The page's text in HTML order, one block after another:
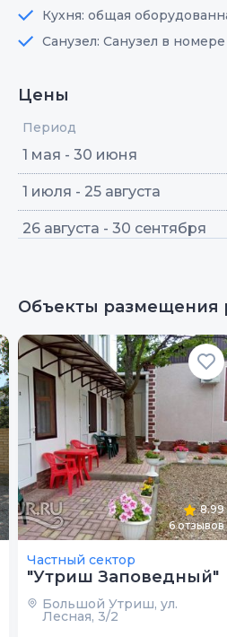
Кухня: общая
Санузел: Санузел в номере
Цены
Период
1 мая - 30 июня
1 июля - 25 августа
26 августа - 30 сентября
Объекты размещения
8.99
6отзывов
Частный сектор
"Утриш Заповедный"
Большой Утриш, ул.
Лесная, 3/2